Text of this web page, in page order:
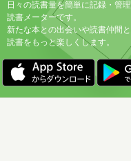
日々の読書量を簡単に記録・管
読書メーターです。
新たな本との出会いや読書仲間と
読書をもっと楽しくします。